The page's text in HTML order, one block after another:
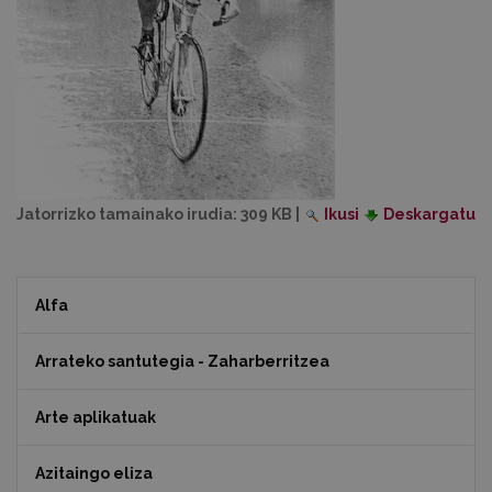
Jatorrizko tamainako irudia: 309 KB Ikusi Deskargatu
Alfa
Arrateko santutegia - Zaharberritzea
Arte aplikatuak
Azitaingo eliza